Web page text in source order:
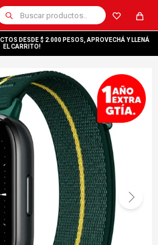
DESDE $ 2.000 PESOS, APROVECHÁ Y LLENÁ
EL CARRITO!